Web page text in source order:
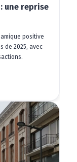
une reprise
positive
de 2025, avec